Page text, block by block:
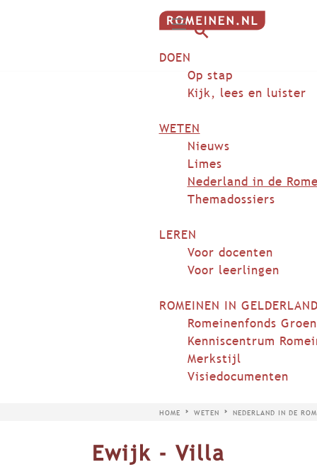
G
n
d
p
e
e
k
DOEN
Op stap
Kijk, lees en luister
WETEN
Nieuws
Limes
Nederland in de
Themadossiers
LEREN
Voor docenten
Voor leerlingen
ROMEINEN IN
Romeinenfonds
Kenniscentrum
Merkstijl
Visiedocumenten
HOME WETEN NEDERLAND IN DE
Ewijk - Villa